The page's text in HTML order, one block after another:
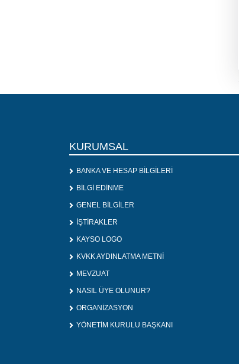
KURUMSAL
BANKA VE HESAP BİLGİLERİ
BİLGİ EDİNME
GENEL BİLGİLER
İŞTİRAKLER
KAYSO LOGO
KVKK AYDINLATMA METNİ
MEVZUAT
NASIL ÜYE OLUNUR?
ORGANİZASYON
YÖNETİM KURULU BAŞKANI